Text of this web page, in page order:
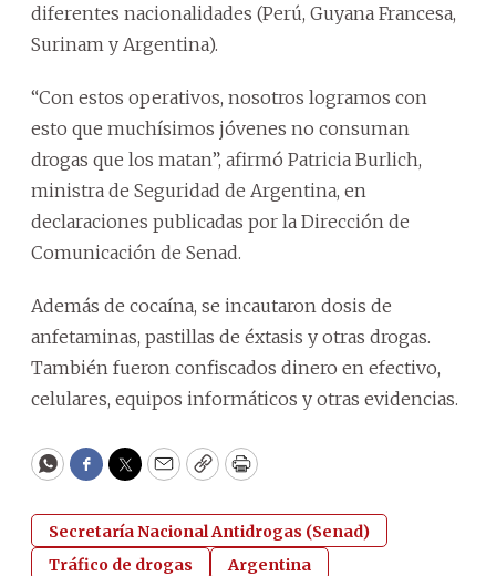
diferentes nacionalidades (Perú, Guyana Francesa,
Surinam y Argentina).
“Con estos operativos, nosotros logramos con
esto que muchísimos jóvenes no consuman
drogas que los matan”, afirmó Patricia Burlich,
ministra de Seguridad de Argentina, en
declaraciones publicadas por la Dirección de
Comunicación de Senad.
Además de cocaína, se incautaron dosis de
anfetaminas, pastillas de éxtasis y otras drogas.
También fueron confiscados dinero en efectivo,
celulares, equipos informáticos y otras evidencias.
WhatsApp
Facebook
Twitter
EmailCopyPrint
Secretaría Nacional Antidrogas (Senad)
Tráfico de drogas
Argentina